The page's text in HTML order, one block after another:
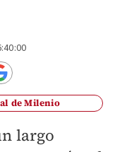
de Milenio
largo